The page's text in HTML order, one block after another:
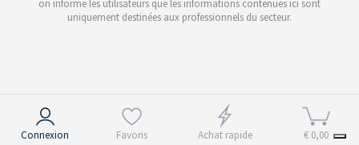
Connexion Favoris Achat rapide € 0,00
on informe les utilisateurs que les informations contenues ici sont
uniquement destinées aux professionnels du secteur.
Notification lors de la collecte